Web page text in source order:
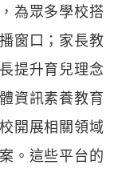
為眾多學校搭
窗口；家長教
提升育兒理念
資訊素養教育
開展相關領域
。這些平台的